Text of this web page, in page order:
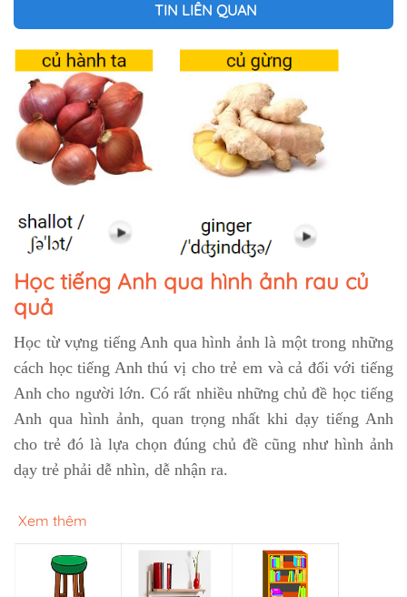
TIN LIÊN QUAN
Học tiếng Anh qua hình ảnh rau củ
quả
Học từ vựng tiếng Anh qua hình ảnh là một trong những
cách học tiếng Anh thú vị cho trẻ em và cả đối với tiếng
Anh cho người lớn. Có rất nhiều những chủ đề học tiếng
Anh qua hình ảnh, quan trọng nhất khi dạy tiếng Anh
cho trẻ đó là lựa chọn đúng chủ đề cũng như hình ảnh
dạy trẻ phải dễ nhìn, dễ nhận ra.
Xem thêm